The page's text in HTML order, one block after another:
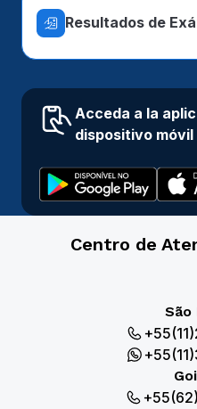
Resultados de
Acceda a la
dispositivo móvil
Centro de
São